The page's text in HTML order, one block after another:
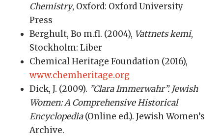
Chemistry, Oxford: Oxford University
Press
Berghult, Bo m.fl. (2004), Vattnets kemi,
Stockholm: Liber
Chemical Heritage Foundation (2016),
www.chemheritage.org
Dick, J. (2009). ”Clara Immerwahr”. Jewish
Women: A Comprehensive Historical
Encyclopedia(Online ed.). Jewish Women’s
Archive.